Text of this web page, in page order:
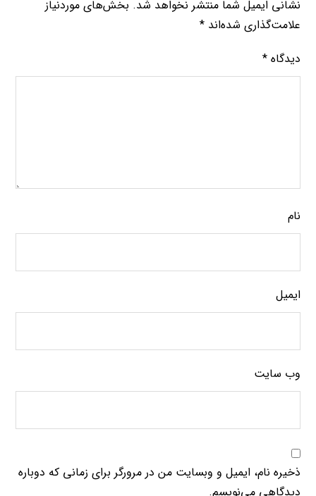
نشانی ایمیل شما منتشر نخواهد شد. بخش‌های موردنیاز
علامت‌گذاری شده‌اند*
دیدگاه*
نام
ایمیل
وب‌ سایت
ذخیره نام، ایمیل و وبسایت من در مرورگر برای زمانی که دوباره
دیدگاهی می‌نویسم.